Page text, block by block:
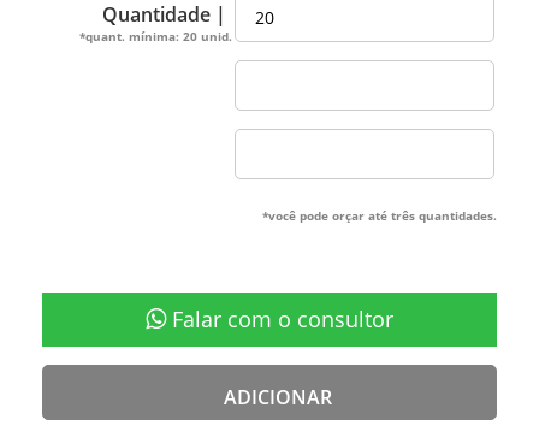
Quantidade |
*quant. mínima: 20 unid.
*você pode orçar até três quantidades.
Falar com o consultor
ADICIONAR